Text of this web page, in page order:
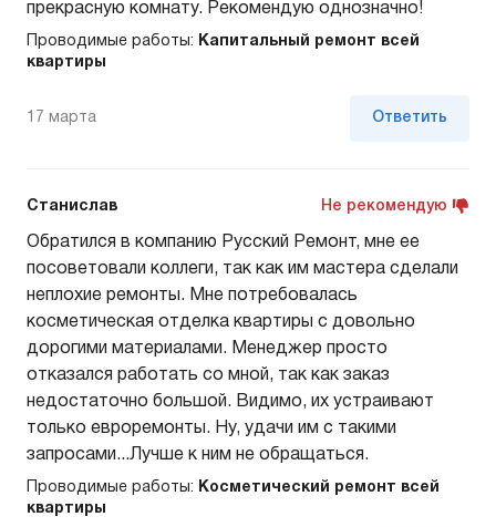
прекрасную комнату. Рекомендую однозначно!
Проводимые работы:
Капитальный ремонт всей
квартиры
17 марта Ответить
Станислав Не рекомендую
Обратился в компанию Русский Ремонт, мне ее
посоветовали коллеги, так как им мастера сделали
неплохие ремонты. Мне потребовалась
косметическая отделка квартиры с довольно
дорогими материалами. Менеджер просто
отказался работать со мной, так как заказ
недостаточно большой. Видимо, их устраивают
только евроремонты. Ну, удачи им с такими
запросами...Лучше к ним не обращаться.
Проводимые работы:
Косметический ремонт всей
квартиры